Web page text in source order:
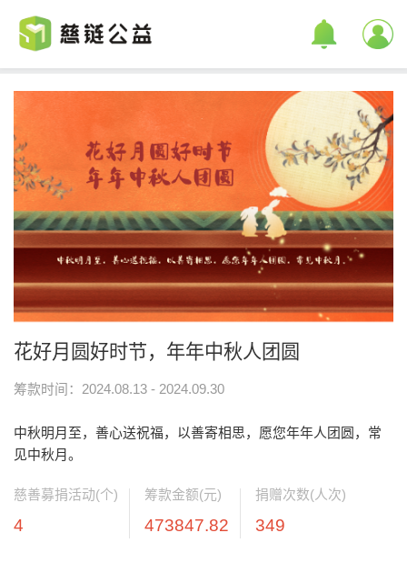
花好月圆好时节，年年中秋人团圆
筹款时间：2024.08.13 - 2024.09.30
中秋明月至，善心送祝福，以善寄相思，愿您年年人团圆，常
见中秋月。
慈善募捐活动(个)
4
筹款金额(元)
473847.82
捐赠次数(人次)
349